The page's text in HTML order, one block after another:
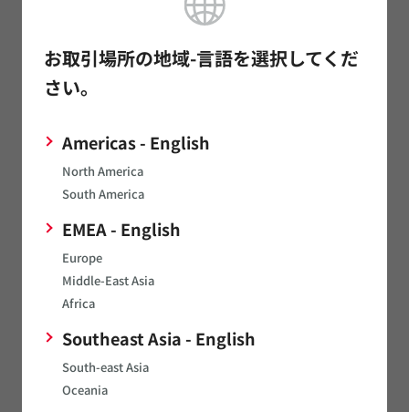
お取引場所の地域-言語を選択してくだ
さい。
Americas - English
North America
South America
EMEA - English
Europe
Middle-East Asia
Africa
Southeast Asia - English
South-east Asia
Oceania
過電流保護・回路保護
選定方法に移動します。
過電流保護用 品番選定方法